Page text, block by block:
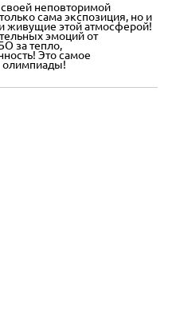
неповторимой
сама экспозиция, но и
живущие этой атмосферой!
эмоций от
за тепло,
Это самое
олимпиады!